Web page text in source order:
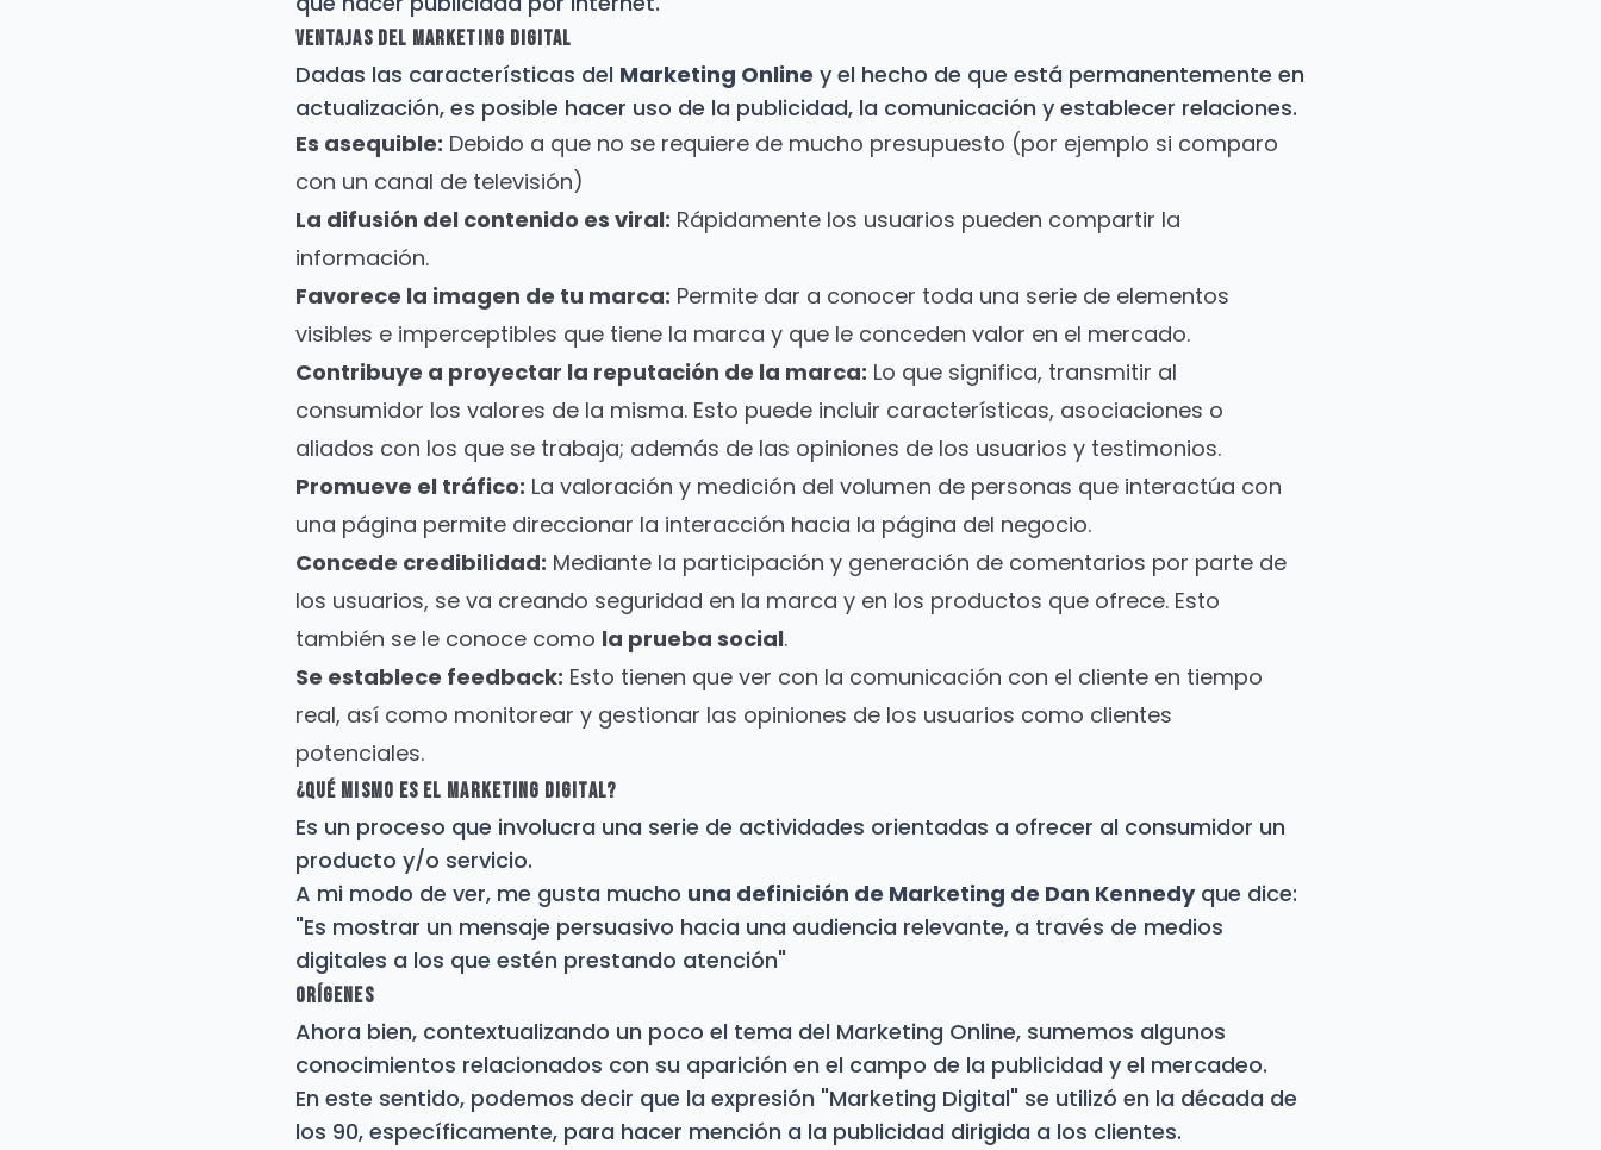
Marketing Médico
Estrategias para sector salud
Ventajas Del Marketing Digital
Dadas las características del Marketing Online y el hecho de que está permanentemente en
actualización, es posible hacer uso de la publicidad, la comunicación y establecer relaciones.
Es asequible: Debido a que no se requiere de mucho presupuesto (por ejemplo si comparo
con un canal de televisión)
La difusión del contenido es viral: Rápidamente los usuarios pueden compartir la
información.
Favorece la imagen de tu marca: Permite dar a conocer toda una serie de elementos
visibles e imperceptibles que tiene la marca y que le conceden valor en el mercado.
Contribuye a proyectar la reputación de la marca: Lo que significa, transmitir al
consumidor los valores de la misma. Esto puede incluir características, asociaciones o
aliados con los que se trabaja; además de las opiniones de los usuarios y testimonios.
Promueve el tráfico: La valoración y medición del volumen de personas que interactúa con
una página permite direccionar la interacción hacia la página del negocio.
Concede credibilidad: Mediante la participación y generación de comentarios por parte de
los usuarios, se va creando seguridad en la marca y en los productos que ofrece. Esto
también se le conoce como la prueba social.
Se establece feedback: Esto tienen que ver con la comunicación con el cliente en tiempo
real, así como monitorear y gestionar las opiniones de los usuarios como clientes
potenciales.
¿Qué mismo es El Marketing Digital?
Es un proceso que involucra una serie de actividades orientadas a ofrecer al consumidor un
producto y/o servicio.
A mi modo de ver, me gusta mucho una definición de Marketing de Dan Kennedyque dice:
"Es mostrar un mensaje persuasivo hacia una audiencia relevante, a través de medios
digitales a los que estén prestando atención"
Orígenes
Ahora bien, contextualizando un poco el tema del Marketing Online, sumemos algunos
conocimientos relacionados con su aparición en el campo de la publicidad y el mercadeo.
En este sentido, podemos decir que la expresión "Marketing Digital" se utilizó en la década de
los 90, específicamente, para hacer mención a la publicidad dirigida a los clientes.